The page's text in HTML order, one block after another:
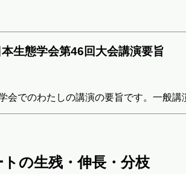
本生態学会第46回大会講演要旨
でのわたしの講演の要旨です。一般
の生残・伸長・分枝